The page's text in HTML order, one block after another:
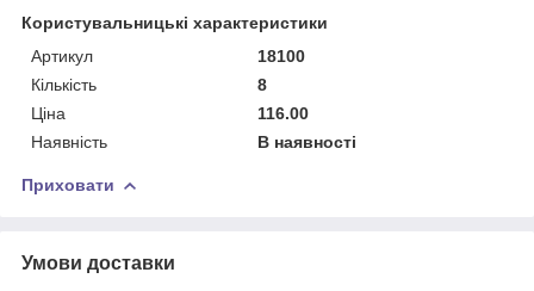
Користувальницькі характеристики
Артикул
18100
Кількість
8
Ціна
116.00
Наявність
В наявності
Приховати
Умови доставки